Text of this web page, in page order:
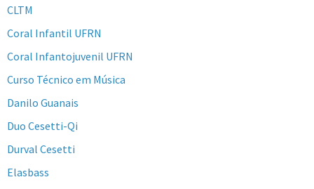
CLTM
Coral Infantil UFRN
Coral Infantojuvenil UFRN
Curso Técnico em Música
Danilo Guanais
Duo Cesetti-Qi
Durval Cesetti
Elasbass